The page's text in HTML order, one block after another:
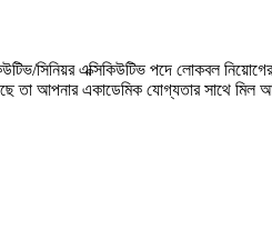
সিনিয়র এক্সিকিউটিভ পদে লোকবল
আপনার একাডেমিক যোগ্যতার সাথে মিল